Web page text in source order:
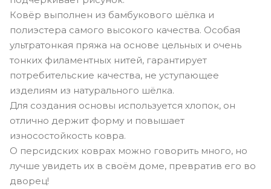
Ковёр выполнен из бамбукового шёлка и
полиэстера самого высокого качества. Особая
ультратонкая пряжа на основе цельных и очень
тонких филаментных нитей, гарантирует
потребительские качества, не уступающее
изделиям из натурального шёлка.
Для создания основы используется хлопок, он
отлично держит форму и повышает
износостойкость ковра.
О персидских коврах можно говорить много, но
лучше увидеть их в своём доме, превратив его во
дворец!